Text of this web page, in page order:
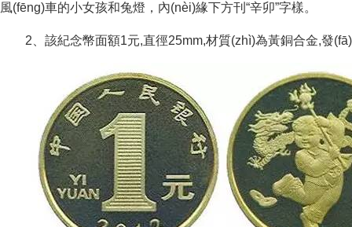
風(fēng)車的小女孩和兔燈，內(nèi)緣下方刊“辛卯”字樣。
2、該紀念幣面額1元,直徑25mm,材質(zhì)為黃銅合金,發(fā)